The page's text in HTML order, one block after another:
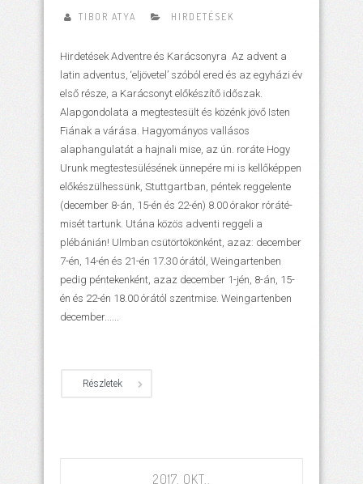
TIBOR ATYA HIRDETÉSEK
Hirdetések Adventre és Karácsonyra Az advent a
latin adventus, ‘eljövetel’ szóból ered és az egyházi év
első része, a Karácsonyt előkészítő időszak.
Alapgondolata a megtestesült és közénk jövő Isten
Fiának a várása. Hagyományos vallásos
alaphangulatát a hajnali mise, az ún. roráte Hogy
Urunk megtestesülésének ünnepére mi is kellőképpen
előkészülhessünk, Stuttgartban, péntek reggelente
(december 8-án, 15-én és 22-én) 8.00 órakor róráté-
misét tartunk. Utána közös adventi reggeli a
plébánián! Ulmban csütörtökönként, azaz: december
7-én, 14-én és 21-én 17.30 órától, Weingartenben
pedig péntekenként, azaz december 1-jén, 8-án, 15-
én és 22-én 18.00 órától szentmise. Weingartenben
december......
Részletek
2017. OKT..